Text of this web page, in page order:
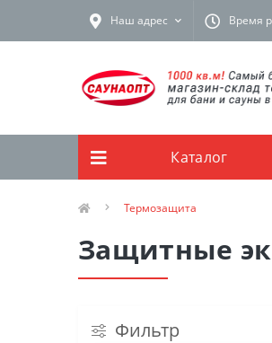
Наш адрес Время
Каталог
Термозащита
Защитные
Фильтр